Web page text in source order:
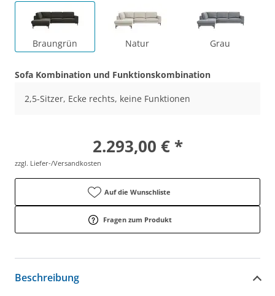
Braungrün Natur Grau
Sofa Kombination und Funktionskombination
2,5-Sitzer, Ecke rechts, keine Funktionen
2.293,00 € *
zzgl. Liefer-/Versandkosten
Auf die Wunschliste
Fragen zum Produkt
Beschreibung